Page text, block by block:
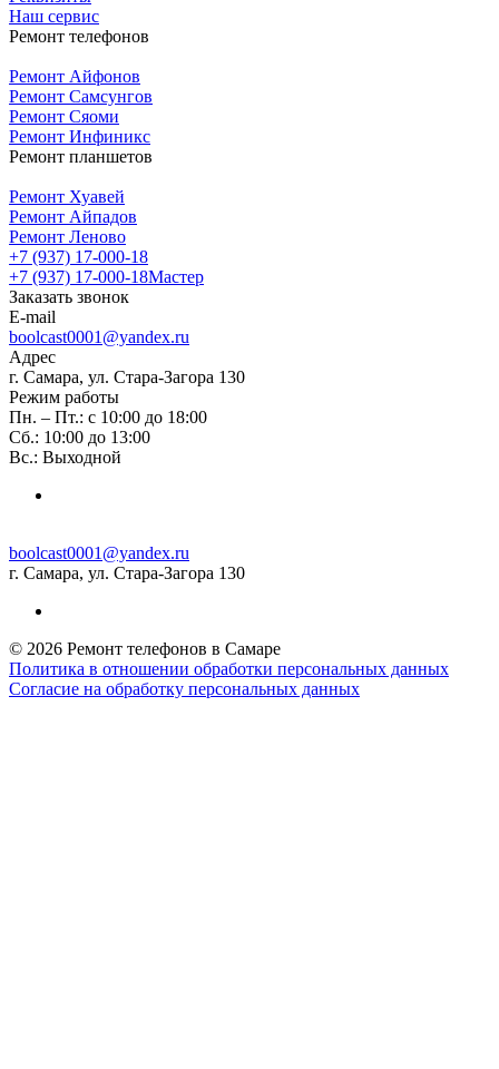
Наш сервис
Ремонт телефонов
Ремонт Айфонов
Ремонт Самсунгов
Ремонт Сяоми
Ремонт Инфиникс
Ремонт планшетов
Ремонт Хуавей
Ремонт Айпадов
Ремонт Леново
+7 (937) 17-000-18
+7 (937) 17-000-18Мастер
Заказать звонок
E-mail
boolcast0001@yandex.ru
Адрес
г. Самара, ул. Стара-Загора 130
Режим работы
Пн. – Пт.: с 10:00 до 18:00
Сб.: 10:00 до 13:00
Вс.: Выходной
boolcast0001@yandex.ru
г. Самара, ул. Стара-Загора 130
© 2026 Ремонт телефонов в Самаре
Политика в отношении обработки персональных данных
Согласие на обработку персональных данных